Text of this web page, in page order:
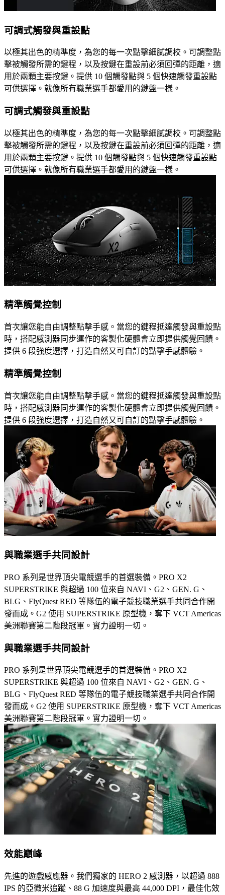
可調式觸發與重設點
以極其出色的精準度，為您的每一次點擊細膩調校。可調整點
擊被觸發所需的鍵程，以及按鍵在重設前必須回彈的距離，適
用於兩顆主要按鍵。提供 10 個觸發點與 5 個快速觸發重設點
可供選擇。就像所有職業選手都愛用的鍵盤一樣。
可調式觸發與重設點
以極其出色的精準度，為您的每一次點擊細膩調校。可調整點
擊被觸發所需的鍵程，以及按鍵在重設前必須回彈的距離，適
用於兩顆主要按鍵。提供 10 個觸發點與 5 個快速觸發重設點
可供選擇。就像所有職業選手都愛用的鍵盤一樣。
精準觸覺控制
首次讓您能自由調整點擊手感。當您的鍵程抵達觸發與重設點
時，搭配感測器同步運作的客製化硬體會立即提供觸覺回饋。
提供 6 段強度選擇，打造自然又可自訂的點擊手感體驗。
精準觸覺控制
首次讓您能自由調整點擊手感。當您的鍵程抵達觸發與重設點
時，搭配感測器同步運作的客製化硬體會立即提供觸覺回饋。
提供 6 段強度選擇，打造自然又可自訂的點擊手感體驗。
與職業選手共同設計
PRO 系列是世界頂尖電競選手的首選裝備。PRO X2
SUPERSTRIKE 與超過 100 位來自 NAVI、G2、GEN. G、
BLG、FlyQuest RED 等隊伍的電子競技職業選手共同合作開
發而成。G2 使用 SUPERSTRIKE 原型機，奪下 VCT Americas
美洲聯賽第二階段冠軍。實力證明一切。
與職業選手共同設計
PRO 系列是世界頂尖電競選手的首選裝備。PRO X2
SUPERSTRIKE 與超過 100 位來自 NAVI、G2、GEN. G、
BLG、FlyQuest RED 等隊伍的電子競技職業選手共同合作開
發而成。G2 使用 SUPERSTRIKE 原型機，奪下 VCT Americas
美洲聯賽第二階段冠軍。實力證明一切。
效能巔峰
先進的遊戲感應器。我們獨家的 HERO 2 感測器，以超過 888
IPS 的亞微米追蹤、88 G 加速度與最高 44,000 DPI，最佳化效